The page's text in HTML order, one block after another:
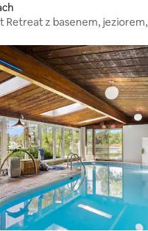
Retreat z basenem, jeziorem,